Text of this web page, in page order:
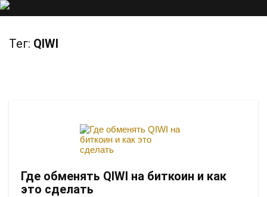
Тег: QIWI
Где обменять QIWI на биткоин и как
это сделать